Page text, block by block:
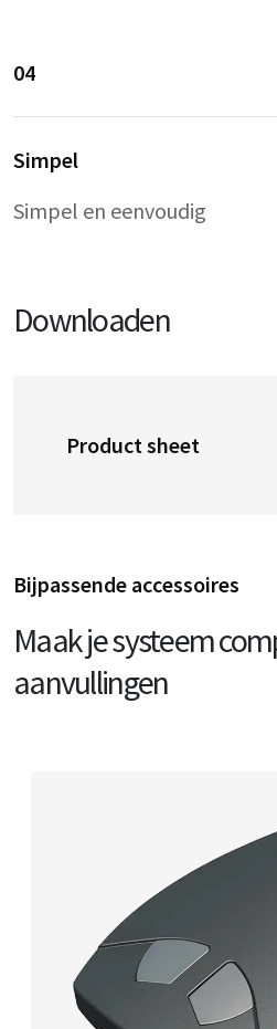
04
Simpel
Simpel en eenvoudig
Downloaden
Product sheet
Bijpassende accessoires
Maak je systeem
aanvullingen